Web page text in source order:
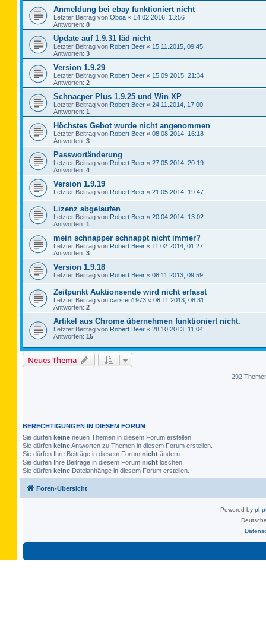
Anmeldung bei ebay funktioniert nicht
Letzter Beitrag von Oboa « 14.02.2016, 13:56
Antworten: 8
Update auf 1.9.31 läd nicht
Letzter Beitrag von Robert Beer « 15.11.2015, 09:45
Antworten: 3
Version 1.9.29
Letzter Beitrag von Robert Beer « 15.09.2015, 21:34
Antworten: 2
Schnacper Plus 1.9.25 und Win XP
Letzter Beitrag von Robert Beer « 24.11.2014, 17:00
Antworten: 1
Höchstes Gebot wurde nicht angenommen
Letzter Beitrag von Robert Beer « 08.08.2014, 16:18
Antworten: 3
Passwortänderung
Letzter Beitrag von Robert Beer « 27.05.2014, 20:19
Antworten: 4
Version 1.9.19
Letzter Beitrag von Robert Beer « 21.05.2014, 19:47
Lizenz abgelaufen
Letzter Beitrag von Robert Beer « 20.04.2014, 13:02
Antworten: 1
mein schnapper schnappt nicht immer?
Letzter Beitrag von Robert Beer « 11.02.2014, 01:27
Antworten: 3
Version 1.9.18
Letzter Beitrag von Robert Beer « 08.11.2013, 09:59
Zeitpunkt Auktionsende wird nicht erfasst
Letzter Beitrag von carsten1973 « 08.11.2013, 08:31
Antworten: 2
Artikel aus Chrome übernehmen funktioniert nicht.
Letzter Beitrag von Robert Beer « 28.10.2013, 11:04
Antworten: 15
Neues Thema
292
BERECHTIGUNGEN IN DIESEM FORUM
Sie dürfen keine neuen Themen in diesem Forum erstellen.
Sie dürfen keineAntworten zu Themen in diesem Forum erstellen.
Sie dürfen Ihre Beiträge in diesem Forum nicht ändern.
Sie dürfen Ihre Beiträge in diesem Forum nicht löschen.
Sie dürfen keine Dateianhänge in diesem Forum erstellen.
Foren-Übersicht
Powered by